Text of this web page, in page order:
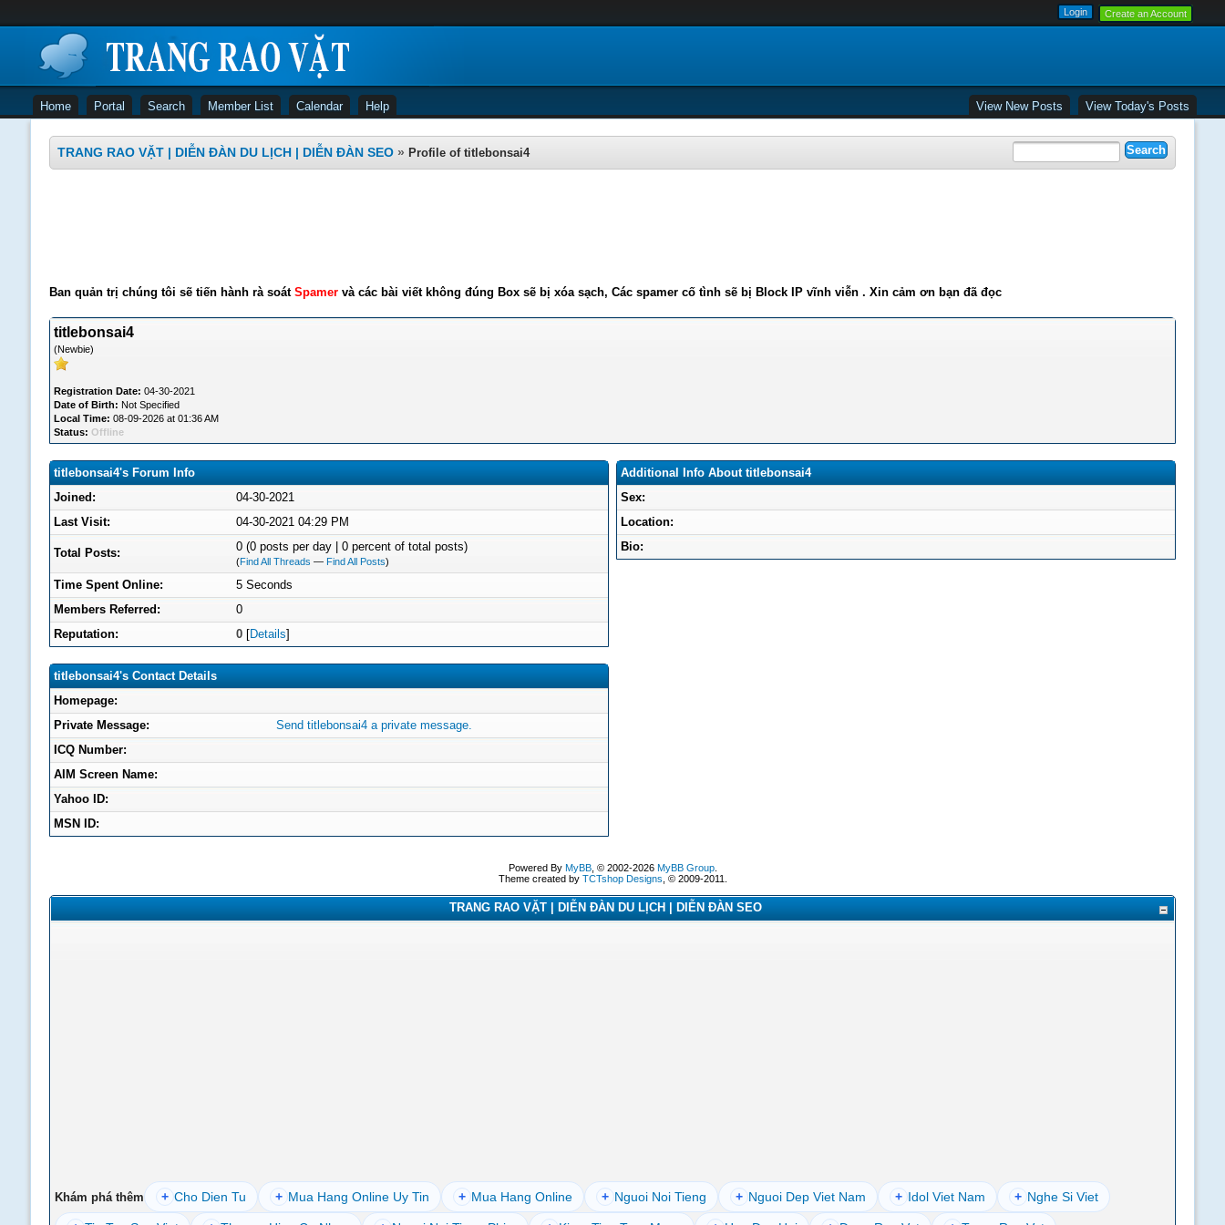
Create an Account
Home Portal Search Member List Calendar Help View New Posts View Today's Posts
TRANG RAO VẶT | DIỄN ĐÀN DU LỊCH | DIỄN ĐÀN SEO » Profile of titlebonsai4
Ban quản trị chúng tôi sẽ tiến hành rà soát Spamervà các bài viết không đúng Box sẽ bị xóa sạch, Các spamer cố tình sẽ bị Block IP vĩnh viễn . Xin cảm ơn bạn đã đọc
titlebonsai4
(Newbie)
Registration Date: 04-30-2021
Date of Birth: Not Specified
Local Time: 08-09-2026 at 01:36 AM
Status: Offline
titlebonsai4's Forum Info
Joined:
04-30-2021
Last Visit:
04-30-2021 04:29 PM
Total Posts: 0 (0 posts per day | 0 percent of total posts)
(Find All Threads — Find All Posts)
Time Spent Online:
5 Seconds
Members Referred:
0
Reputation:
0 [Details]
titlebonsai4's Contact Details
Homepage:
Private Message:
Send titlebonsai4 a private message.
ICQ Number:
AIM Screen Name:
Yahoo ID:
MSN ID:
Additional Info About titlebonsai4
Sex:
Location:
Bio:
Powered By MyBB, © 2002-2026 MyBB Group.
Theme created by TCTshop Designs , © 2009-2011.
TRANG RAO VẶT | DIỄN ĐÀN DU LỊCH | DIỄN ĐÀN SEO
Khám phá thêm + Cho Dien Tu + Mua Hang Online Uy Tin + Mua Hang Online + Nguoi Noi Tieng + Nguoi Dep Viet Nam + Idol Viet Nam + Nghe Si Viet